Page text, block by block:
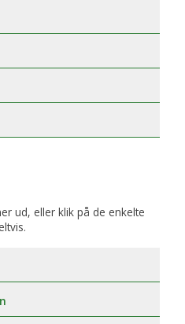
ud, eller klik på de enkelte